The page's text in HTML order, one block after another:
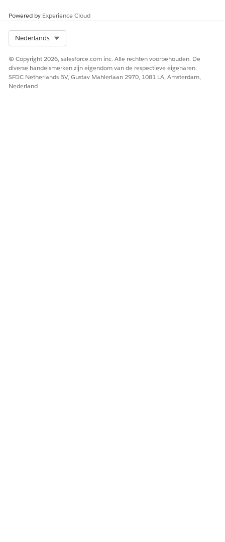
Powered by Experience Cloud
Nederlands
© Copyright 2026, salesforce.com inc. Alle rechten voorbehouden. De
diverse handelsmerken zijn eigendom van de respectieve eigenaren.
SFDC Netherlands BV, Gustav Mahlerlaan 2970, 1081 LA, Amsterdam,
Nederland